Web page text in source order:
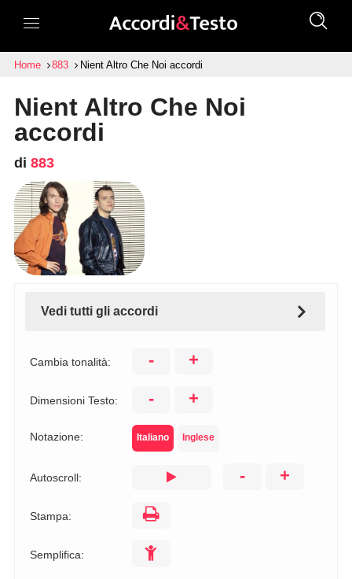
Home 883 Nient Altro Che Noi accordi
Nient Altro Che Noi
accordi
di 883
Vedi tutti gli accordi
Cambia tonalità: - +
Dimensioni Testo: - +
Notazione: Italiano Inglese
Autoscroll: - +
Stampa:
Semplifica: